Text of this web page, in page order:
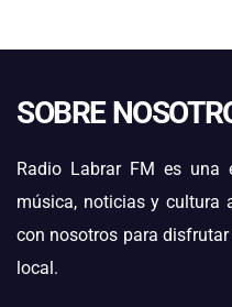
SOBRE
Radio Labrar FM es una
música, noticias y cultura
con nosotros para
local.